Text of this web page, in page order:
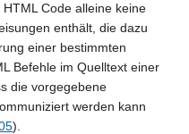
Code alleine keine
enthält, die dazu
einer bestimmten
Befehle im Quelltext einer
die vorgegebene
werden kann
).